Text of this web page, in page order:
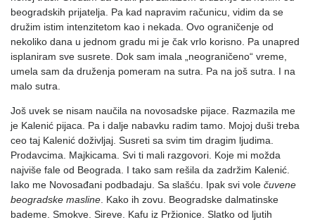
beogradskih prijatelja. Pa kad napravim računicu, vidim da se
družim istim intenzitetom kao i nekada. Ovo ograničenje od
nekoliko dana u jednom gradu mi je čak vrlo korisno. Pa unapred
isplaniram sve susrete. Dok sam imala „neograničeno“ vreme,
umela sam da druženja pomeram na sutra. Pa na još sutra. I na
malo sutra.
Još uvek se nisam naučila na novosadske pijace. Razmazila me
je Kalenić pijaca. Pa i dalje nabavku radim tamo. Mojoj duši treba
ceo taj Kalenić doživljaj. Susreti sa svim tim dragim ljudima.
Prodavcima. Majkicama. Svi ti mali razgovori. Koje mi možda
najviše fale od Beograda. I tako sam rešila da zadržim Kalenić.
Iako me Novosađani podbadaju. Sa slašću. Ipak svi vole čuvene
beogradske masline . Kako ih zovu. Beogradske dalmatinske
bademe. Smokve. Sireve. Kafu iz Pržionice. Slatko od ljutih